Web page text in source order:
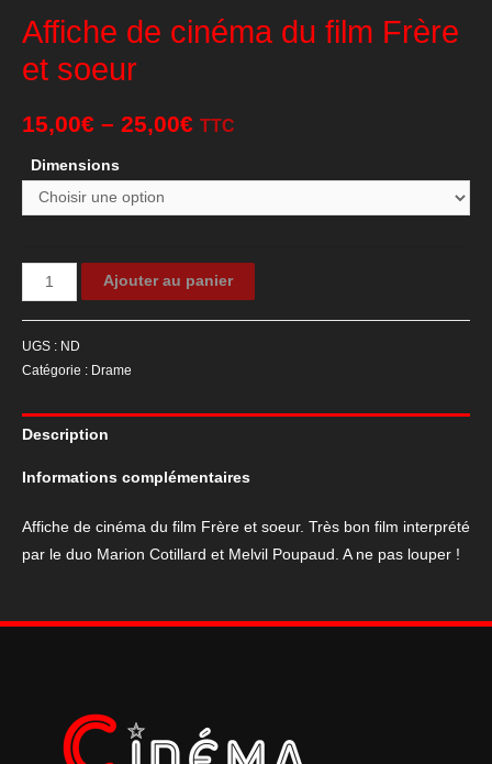
Affiche de cinéma du film Frère
et soeur
15,00€ – 25,00€ TTC
Dimensions
quantité
de
du
film
Frère
soeur
Ajouter au panier
UGS : ND
Catégorie : Drame
Description
Informations complémentaires
Affiche de cinéma du film Frère et soeur. Très bon film interprété
par le duo Marion Cotillard et Melvil Poupaud. A ne pas louper !